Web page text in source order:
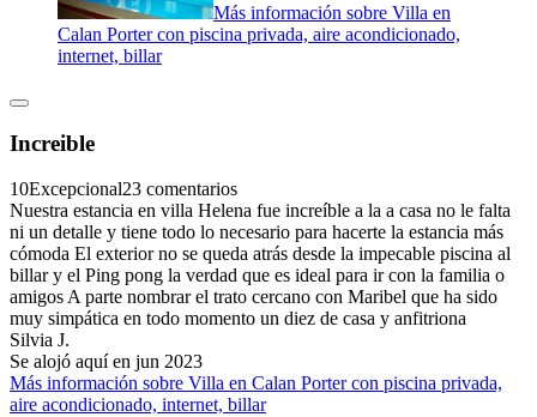
Más información sobre Villa en
Calan Porter con piscina privada, aire acondicionado,
internet, billar
Increible
10Excepcional23 comentarios
Nuestra estancia en villa Helena fue increíble a la a casa no le falta
ni un detalle y tiene todo lo necesario para hacerte la estancia más
cómoda El exterior no se queda atrás desde la impecable piscina al
billar y el Ping pong la verdad que es ideal para ir con la familia o
amigos A parte nombrar el trato cercano con Maribel que ha sido
muy simpática en todo momento un diez de casa y anfitriona
Silvia J.
Se alojó aquí en jun 2023
Más información sobre Villa en Calan Porter con piscina privada,
aire acondicionado, internet, billar